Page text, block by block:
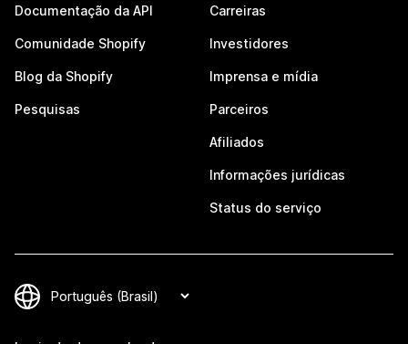
Documentação da API
Comunidade Shopify
Blog da Shopify
Pesquisas
Carreiras
Investidores
Imprensa e mídia
Parceiros
Afiliados
Informações jurídicas
Status do serviço